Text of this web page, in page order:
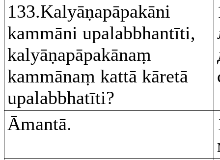
133.Kalyāṇapāpakāni
kammāni upalabbhantīti,
kalyāṇapāpakānaṃ
kammānaṃ kattā kāretā
upalabbhatīti?
Āmantā.